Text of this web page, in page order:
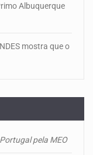
Albuquerque
mostra que o
pela MEO